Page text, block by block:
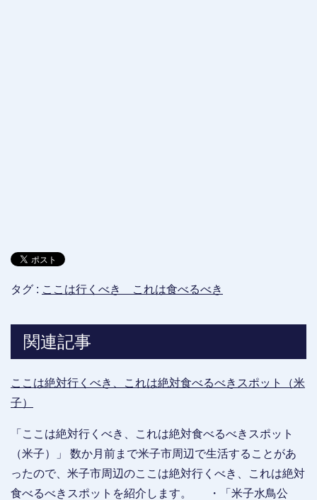
タグ : ここは行くべき これは食べるべき
関連記事
ここは絶対行くべき、これは絶対食べるべきスポット（米
子）
「ここは絶対行くべき、これは絶対食べるべきスポット
（米子）」 数か月前まで米子市周辺で生活することがあ
ったので、米子市周辺のここは絶対行くべき、これは絶対
食べるべきスポットを紹介します。 ・「米子水鳥公